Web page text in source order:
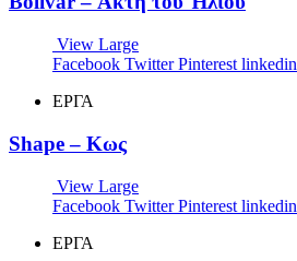
View Large
Facebook Twitter Pinterest linkedin
ΕΡΓΑ
Shape – Κως
View Large
Facebook Twitter Pinterest linkedin
ΕΡΓΑ